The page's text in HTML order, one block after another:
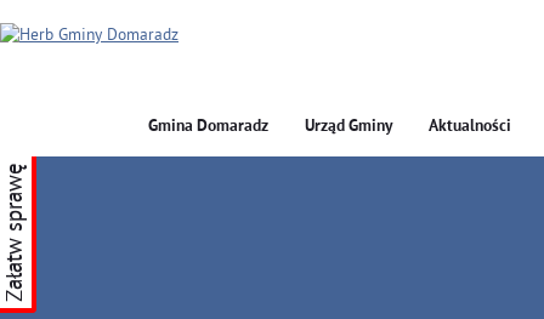
GMINA DOMARADZ
Gmina Domaradz Urząd Gminy Aktualności
Załatw sprawę